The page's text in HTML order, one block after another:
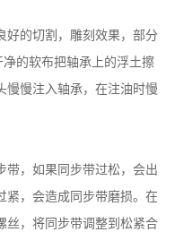
好的切割，雕刻效果，部分
的软布把轴承上的浮土擦
慢慢注入轴承，在注油时慢
带，如果同步带过松，会出
紧，会造成同步带磨损。在
丝，将同步带调整到松紧合